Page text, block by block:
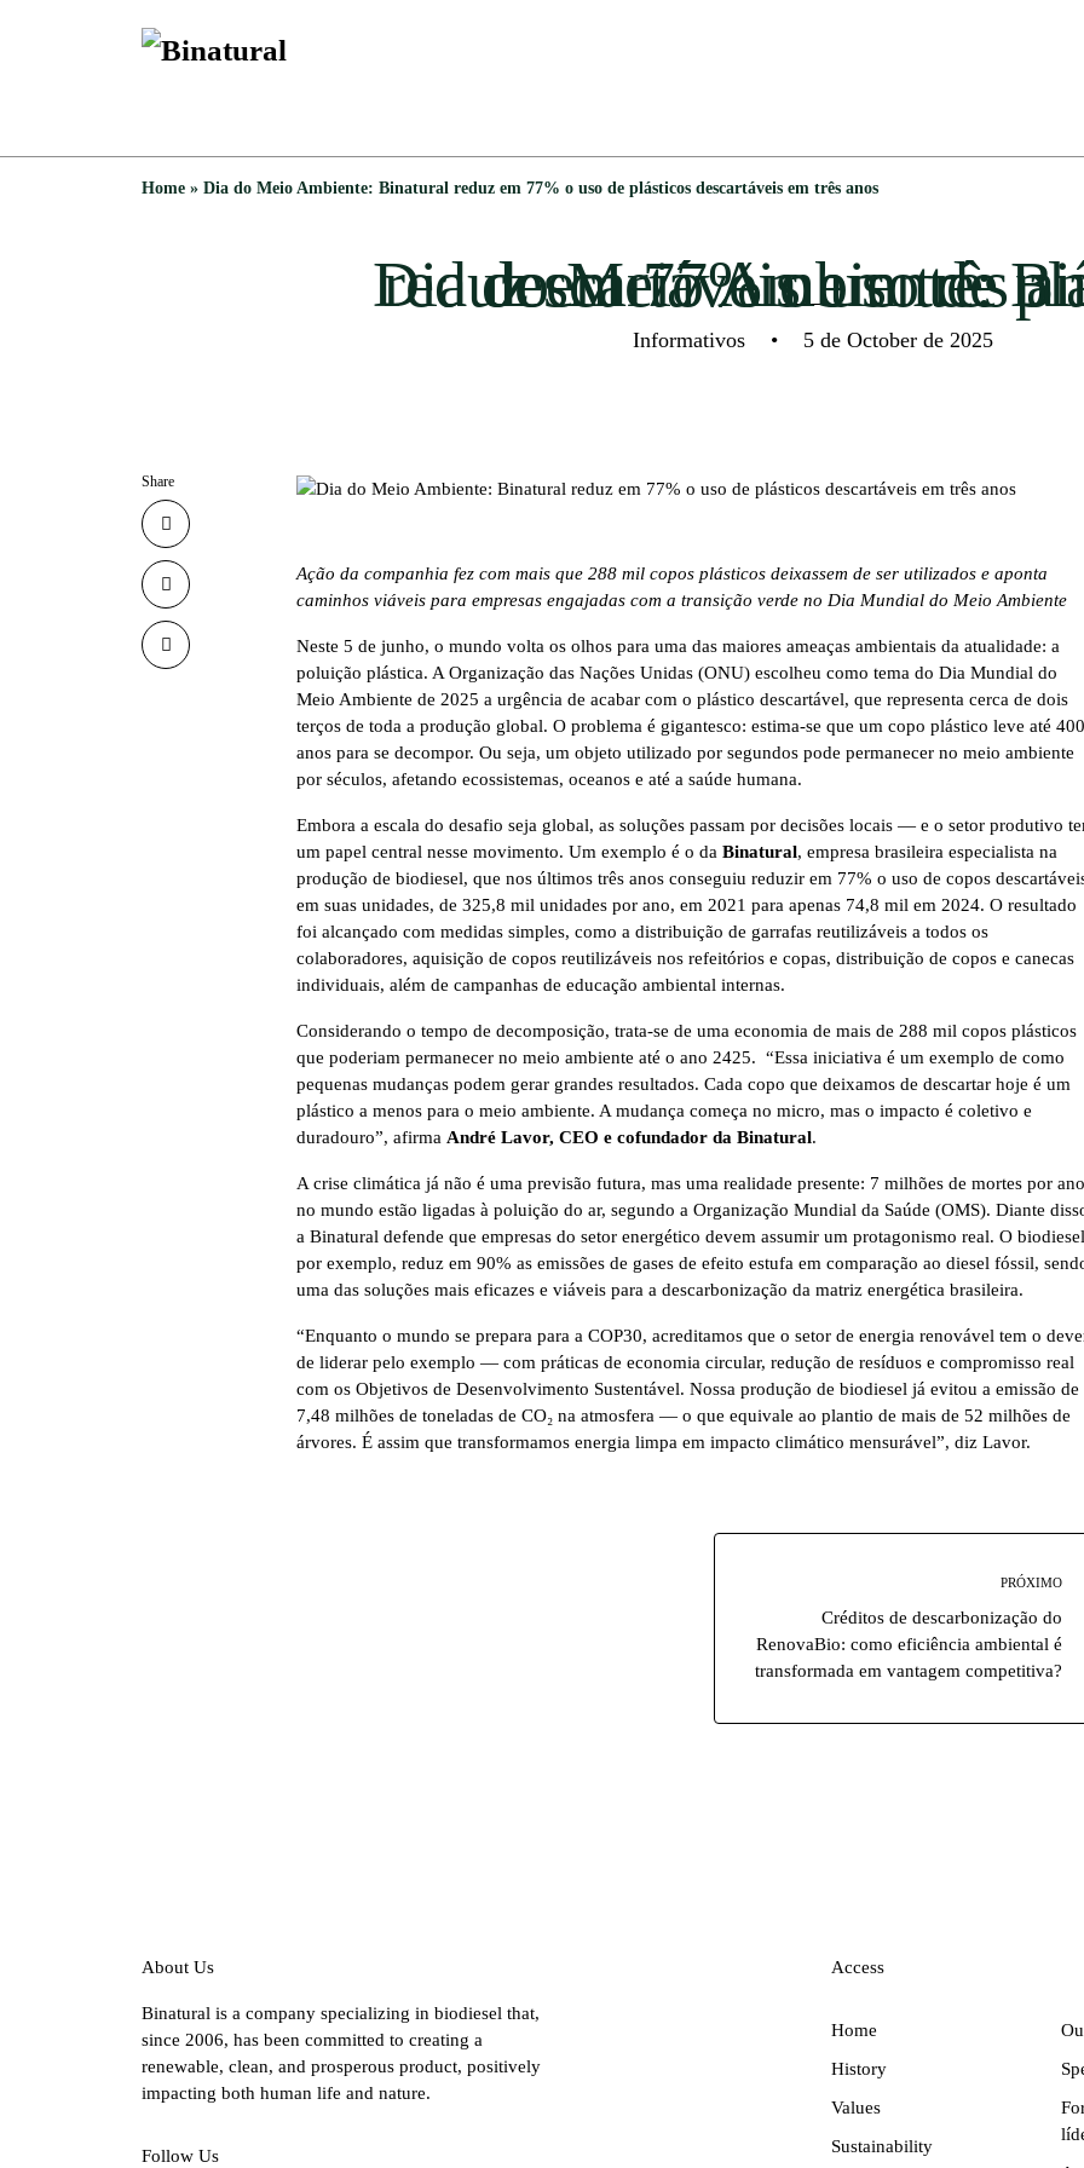
Home » Dia do Meio Ambiente: Binatural reduz em 77% o uso de plásticos descartáveis em três anos
Dia do Meio Ambiente: Binatural reduz em 77% o uso de plásticos descartáveis
Informativos • 5 de October de 2025
Ação da companhia fez com mais que 288 mil copos plásticos deixassem de ser utilizados e aponta
caminhos viáveis para empresas engajadas com a transição verde no Dia Mundial do Meio Ambiente
Neste 5 de junho, o mundo volta os olhos para uma das maiores ameaças ambientais da atualidade: a
poluição plástica. A Organização das Nações Unidas (ONU) escolheu como tema do Dia Mundial do
Meio Ambiente de 2025 a urgência de acabar com o plástico descartável, que representa cerca de dois
terços de toda a produção global. O problema é gigantesco: estima-se que um copo plástico leve até 400
anos para se decompor. Ou seja, um objeto utilizado por segundos pode permanecer no meio ambiente
por séculos, afetando ecossistemas, oceanos e até a saúde humana.
Embora a escala do desafio seja global, as soluções passam por decisões locais — e o setor produtivo
um papel central nesse movimento. Um exemplo é o da Binatural, empresa brasileira especialista na
produção de biodiesel, que nos últimos três anos conseguiu reduzir em 77% o uso de copos
em suas unidades, de 325,8 mil unidades por ano, em 2021 para apenas 74,8 mil em 2024. O resultado
foi alcançado com medidas simples, como a distribuição de garrafas reutilizáveis a todos os
colaboradores, aquisição de copos reutilizáveis nos refeitórios e copas, distribuição de copos e canecas
individuais, além de campanhas de educação ambiental internas.
Considerando o tempo de decomposição, trata-se de uma economia de mais de 288 mil copos plásticos
que poderiam permanecer no meio ambiente até o ano 2425. “Essa iniciativa é um exemplo de como
pequenas mudanças podem gerar grandes resultados. Cada copo que deixamos de descartar hoje é um
plástico a menos para o meio ambiente. A mudança começa no micro, mas o impacto é coletivo e
duradouro”, afirma André Lavor, CEO e cofundador da Binatural.
A crise climática já não é uma previsão futura, mas uma realidade presente: 7 milhões de mortes por ano
no mundo estão ligadas à poluição do ar, segundo a Organização Mundial da Saúde (OMS). Diante
a Binatural defende que empresas do setor energético devem assumir um protagonismo real. O
por exemplo, reduz em 90% as emissões de gases de efeito estufa em comparação ao diesel fóssil,
uma das soluções mais eficazes e viáveis para a descarbonização da matriz energética brasileira.
“Enquanto o mundo se prepara para a COP30, acreditamos que o setor de energia renovável tem o
de liderar pelo exemplo — com práticas de economia circular, redução de resíduos e compromisso real
com os Objetivos de Desenvolvimento Sustentável. Nossa produção de biodiesel já evitou a emissão de
7,48 milhões de toneladas de CO₂ na atmosfera — o que equivale ao plantio de mais de 52 milhões de
árvores. É assim que transformamos energia limpa em impacto climático mensurável”, diz Lavor.
PRÓXIMO
Créditos de descarbonização do
RenovaBio: como eficiência ambiental é
transformada em vantagem competitiva?
Share
About Us
Binatural is a company specializing in biodiesel that,
since 2006, has been committed to creating a
renewable, clean, and prosperous product, positively
impacting both human life and nature.
Follow Us
Access
Home
History
Values
Sustainability